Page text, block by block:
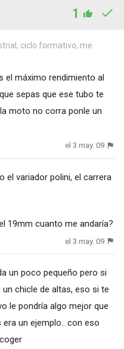
1
ciclo formativo, me
el máximo rendimiento al
sepas que ese tubo te
moto no corra ponle un
el 3 may. 09
el variador polini, el carrera
19mm cuanto me andaría?
el 3 may. 09
un poco pequeño pero si
chicle de altas, eso si te
le pondría algo mejor que
un ejemplo.. con eso